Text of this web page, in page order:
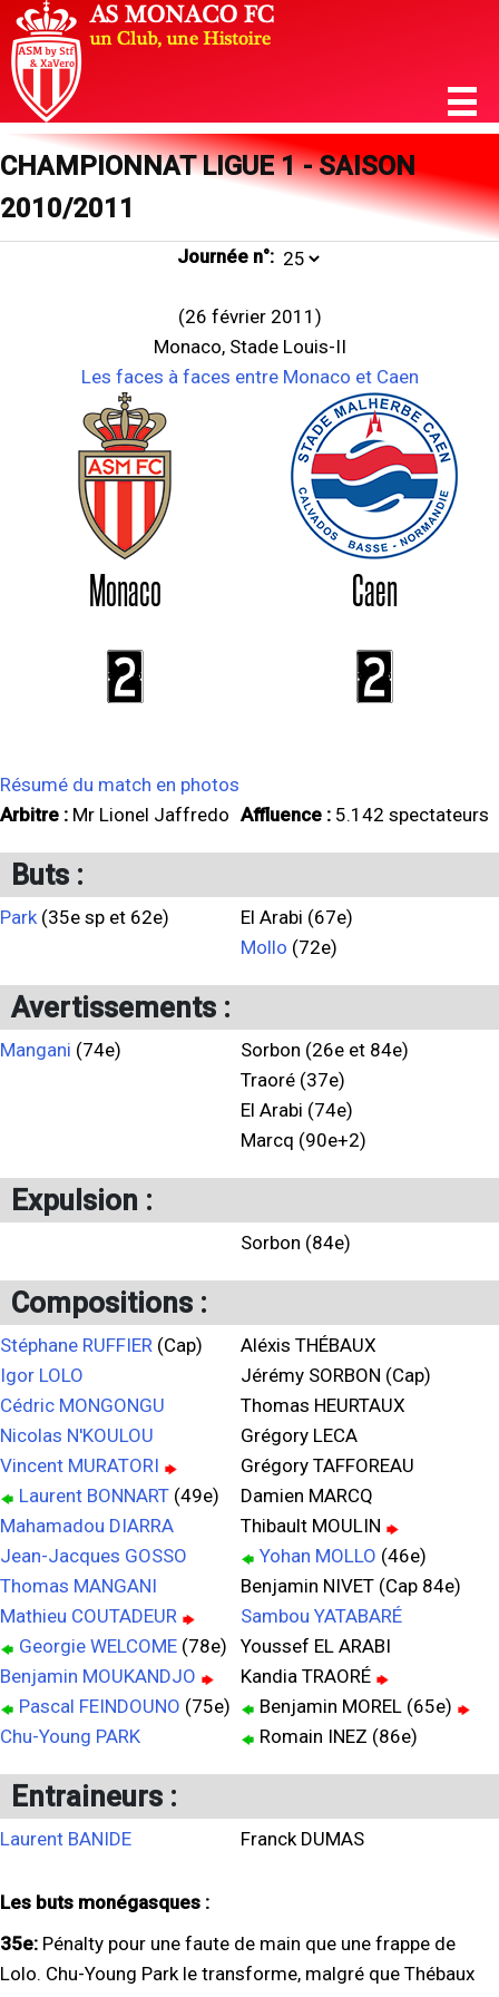
CHAMPIONNAT LIGUE 1 - SAISON
2010/2011
Journée n°:
(26 février 2011)
Monaco, Stade Louis-II
Les faces à faces entre Monaco et Caen
Monaco Caen
2 2
Résumé du match en photos
Arbitre : Mr Lionel Jaffredo Affluence : 5.142 spectateurs
Buts :
Park(35e sp et 62e)
El Arabi (67e)
Mollo (72e)
Avertissements :
Mangani (74e)
Sorbon (26e et 84e)
Traoré (37e)
El Arabi (74e)
Marcq (90e+2)
Expulsion :
Sorbon (84e)
Compositions :
Stéphane RUFFIER (Cap)
Igor LOLO
Cédric MONGONGU
Nicolas N'KOULOU
Vincent MURATORI
Laurent BONNART (49e)
Mahamadou DIARRA
Jean-Jacques GOSSO
Thomas MANGANI
Mathieu COUTADEUR
Georgie WELCOME (78e)
Benjamin MOUKANDJO
Pascal FEINDOUNO (75e)
Chu-Young PARK
Aléxis THÉBAUX
Jérémy SORBON (Cap)
Thomas HEURTAUX
Grégory LECA
Grégory TAFFOREAU
Damien MARCQ
Thibault MOULIN
Yohan MOLLO (46e)
Benjamin NIVET (Cap 84e)
Sambou YATABARÉ
Youssef EL ARABI
Kandia TRAORÉ
Benjamin MOREL (65e)
Romain INEZ (86e)
Entraineurs :
Laurent BANIDE Franck DUMAS
Les buts monégasques :
35e: Pénalty pour une faute de main que une frappe de
Lolo. Chu-Young Park le transforme, malgré que Thébaux